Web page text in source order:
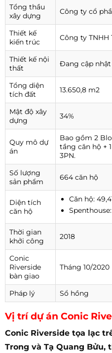
Tổng thầu
xây dựng
Công ty cổ
Thiết kế
kiến trúc
Công ty TNHH
Thiết kế nội
thất
Đang cập nhật
Tổng diện
tích đất
13.650,8 m2
Mật độ xây
dựng
34%
Quy mô dự
án
Bao gồm 2
tầng căn hộ +
3PN.
Số lượng
sản phẩm
664 căn hộ
Diện tích
căn hộ
Căn hộ:
Spenthouse:
Thời gian
khởi công
2018
Conic
Riverside
bàn giao
Tháng 10/2020
Pháp lý Sổ hồng
Vị trí dự án Conic
Conic Riverside tọa lạc
Trong và Tạ Quang Bửu,